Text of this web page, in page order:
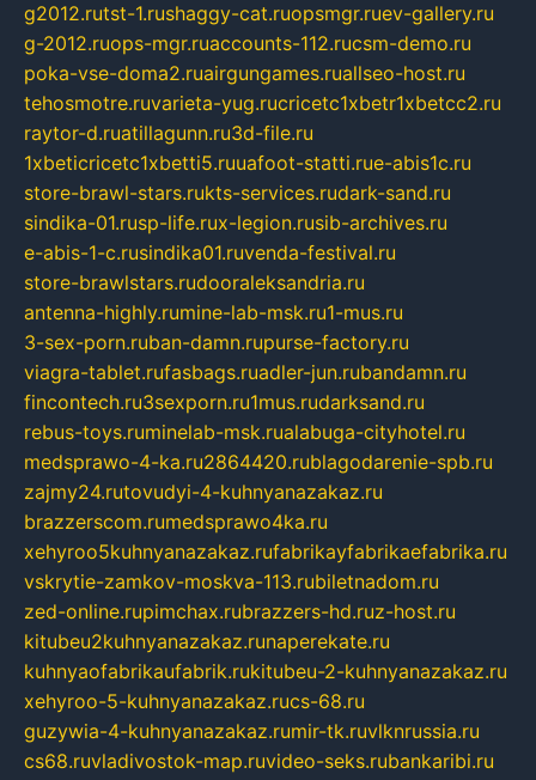
g2012.rutst-1.rushaggy-cat.ruopsmgr.ruev-gallery.ru
g-2012.ruops-mgr.ruaccounts-112.rucsm-demo.ru
poka-vse-doma2.ruairgungames.ruallseo-host.ru
tehosmotre.ruvarieta-yug.rucricetc1xbetr1xbetcc2.ru
raytor-d.ruatillagunn.ru3d-file.ru
1xbeticricetc1xbetti5.ruuafoot-statti.rue-abis1c.ru
store-brawl-stars.rukts-services.rudark-sand.ru
sindika-01.rusp-life.rux-legion.rusib-archives.ru
e-abis-1-c.rusindika01.ruvenda-festival.ru
store-brawlstars.rudooraleksandria.ru
antenna-highly.rumine-lab-msk.ru1-mus.ru
3-sex-porn.ruban-damn.rupurse-factory.ru
viagra-tablet.rufasbags.ruadler-jun.rubandamn.ru
fincontech.ru3sexporn.ru1mus.rudarksand.ru
rebus-toys.ruminelab-msk.rualabuga-cityhotel.ru
medsprawo-4-ka.ru2864420.rublagodarenie-spb.ru
zajmy24.rutovudyi-4-kuhnyanazakaz.ru
brazzerscom.rumedsprawo4ka.ru
xehyroo5kuhnyanazakaz.rufabrikayfabrikaefabrika.ru
vskrytie-zamkov-moskva-113.rubiletnadom.ru
zed-online.rupimchax.rubrazzers-hd.ruz-host.ru
kitubeu2kuhnyanazakaz.runaperekate.ru
kuhnyaofabrikaufabrik.rukitubeu-2-kuhnyanazakaz.ru
xehyroo-5-kuhnyanazakaz.rucs-68.ru
guzywia-4-kuhnyanazakaz.rumir-tk.ruvlknrussia.ru
cs68.ruvladivostok-map.ruvideo-seks.rubankaribi.ru